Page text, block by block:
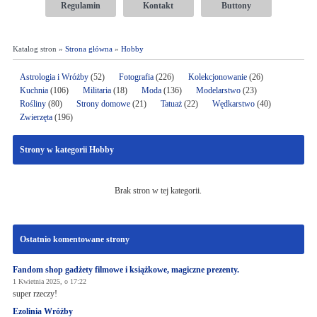
Regulamin Kontakt Buttony
Katalog stron » Strona główna» Hobby
Astrologia i Wróżby(52) Fotografia(226) Kolekcjonowanie(26)
Kuchnia(106) Militaria(18) Moda(136) Modelarstwo(23)
Rośliny(80) Strony domowe(21) Tatuaż(22) Wędkarstwo(40)
Zwierzęta(196)
Strony w kategorii Hobby
Brak stron w tej kategorii.
Ostatnio komentowane strony
Fandom shop gadżety filmowe i książkowe, magiczne prezenty.
1 Kwietnia 2025, o 17:22
super rzeczy!
Ezolinia Wróżby